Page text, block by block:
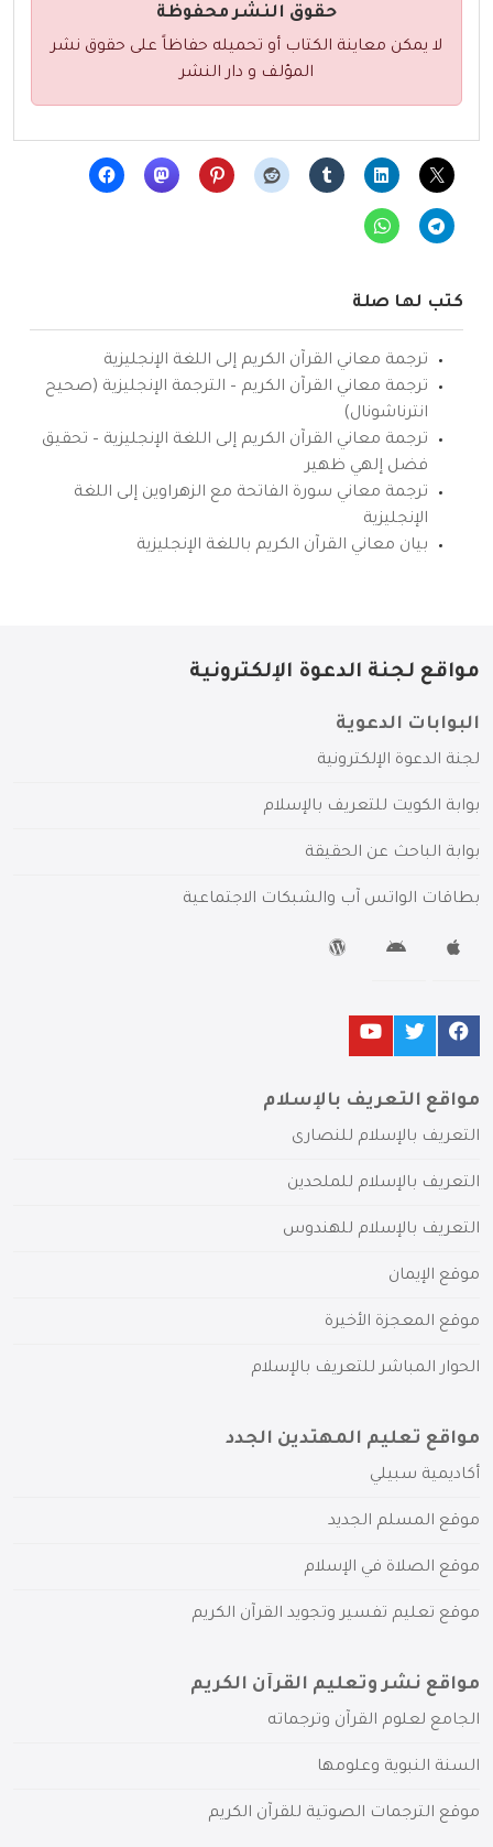
حقوق النشر محفوظة
لا يمكن معاينة الكتاب أو تحميله حفاظاً على حقوق نشر
المؤلف و دار النشر
كتب لها صلة
ترجمة معاني القرآن الكريم إلى اللغة الإنجليزية
ترجمة معاني القرآن الكريم – الترجمة الإنجليزية (صحيح
انترناشونال)
ترجمة معاني القرآن الكريم إلى اللغة الإنجليزية – تحقيق
فضل إلهي ظهير
ترجمة معاني سورة الفاتحة مع الزهراوين إلى اللغة
الإنجليزية
بيان معاني القرآن الكريم باللغة الإنجليزية
مواقع لجنة الدعوة الإلكترونية
البوابات الدعوية
لجنة الدعوة الإلكترونية
بوابة الكويت للتعريف بالإسلام
بوابة الباحث عن الحقيقة
بطاقات الواتس آب والشبكات الاجتماعية
مواقع التعريف بالإسلام
التعريف بالإسلام للنصارى
التعريف بالإسلام للملحدين
التعريف بالإسلام للهندوس
موقع الإيمان
موقع المعجزة الأخيرة
الحوار المباشر للتعريف بالإسلام
مواقع تعليم المهتدين الجدد
أكاديمية سبيلي
موقع المسلم الجديد
موقع الصلاة في الإسلام
موقع تعليم تفسير وتجويد القرآن الكريم
مواقع نشر وتعليم القرآن الكريم
الجامع لعلوم القرآن وترجماته
السنة النبوية وعلومها
موقع الترجمات الصوتية للقرآن الكريم